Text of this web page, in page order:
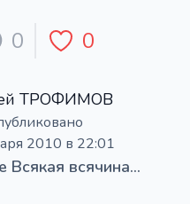
0 0
ТРОФИМОВ
2010 в 22:01
Всякая всячина...